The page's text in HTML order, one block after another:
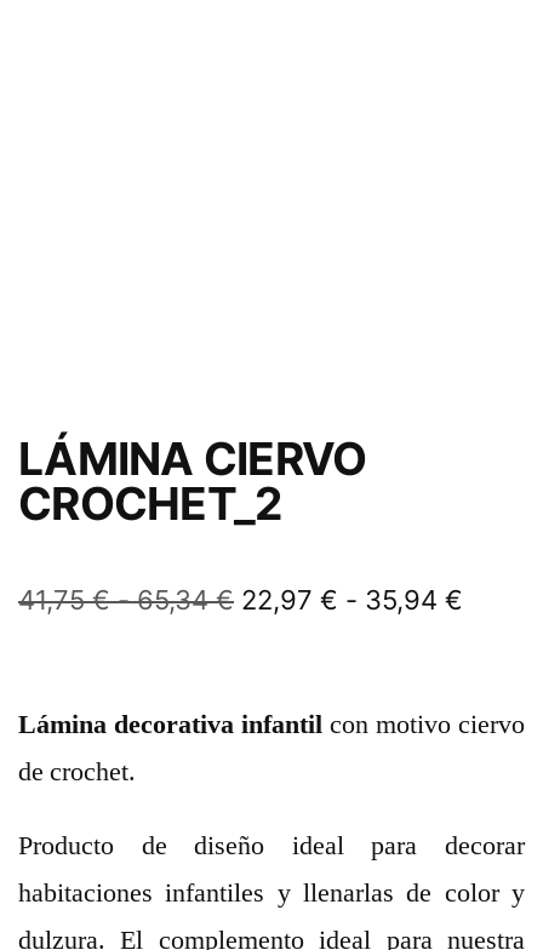
LÁMINA CIERVO
CROCHET_2
41,75€ - 65,34€ 22,97 € - 35,94 €
Lámina decorativa infantil con motivo ciervo
de crochet.
Producto de diseño ideal para decorar
habitaciones infantiles y llenarlas de color y
dulzura. El complemento ideal para nuestra